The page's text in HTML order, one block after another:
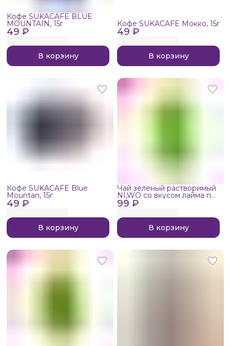
49 ₽
Кофе SUKACAFE BLUE
MOUNTAIN, 15г
В корзину
49 ₽
Кофе SUKACAFE Мокко, 15г
В корзину
49 ₽
Кофе SUKACAFE Blue
Mountan, 15г
В корзину
99 ₽
Чай зеленый растворимый
NI,WO со вкусом лайма по-
тайски 1шт, 20г
В корзину